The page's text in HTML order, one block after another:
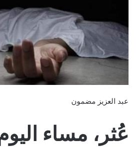
عبد العزيز مضمون